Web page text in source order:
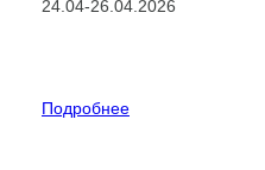
24.04-26.04.2026
Подробнее